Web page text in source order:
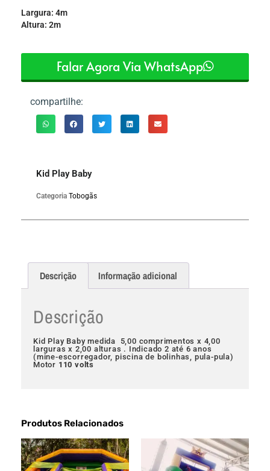
Largura: 4m
Altura: 2m
Falar Agora Via WhatsApp
compartilhe:
Kid Play Baby
Categoria Tobogãs
Descrição Informação adicional
Descrição
Kid Play Baby medida 5,00 comprimentos x 4,00
larguras x 2,00 alturas . Indicado 2 até 6 anos
(mine-escorregador, piscina de bolinhas, pula-pula)
Motor 110 volts
Produtos Relacionados